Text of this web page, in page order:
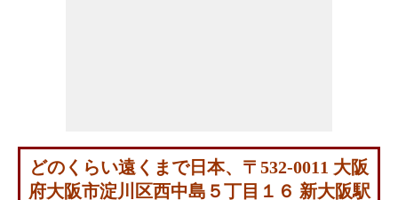
どのくらい遠くまで日本、〒532-0011 大阪
府大阪市淀川区西中島５丁目１６ 新大阪駅